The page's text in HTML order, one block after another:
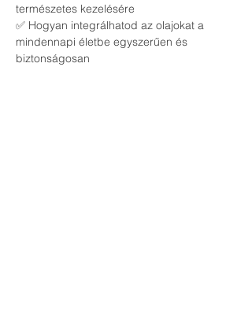
természetes kezelésére
✅ Hogyan integrálhatod az olajokat a
mindennapi életbe egyszerűen és
biztonságosan